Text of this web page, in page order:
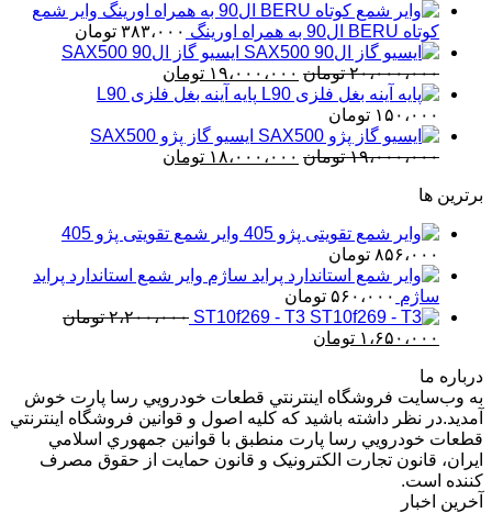
وایر شمع
کوتاه BERU ال90 به همراه اورینگ
۳۸۳،۰۰۰ تومان
ایسیو گاز ال90 SAX500
۲۰،۰۰۰،۰۰۰ تومان قیمت
اصلی
بود.
۱۹،۰۰۰،۰۰۰ تومان
فعلی
است.
پایه آینه بغل فلزی L90
۱۵۰،۰۰۰ تومان
ایسیو گاز پژو SAX500
۱۹،۰۰۰،۰۰۰ تومان قیمت
۱۸،۰۰۰،۰۰۰ تومان
برترین ها
وایر شمع تقویتی پژو 405
۸۵۶،۰۰۰ تومان
وایر شمع استاندارد پراید
ساژم ۵۶۰،۰۰۰ تومان
ST10f269 - T3 ۲،۲۰۰،۰۰۰ تومان
قیمت
بود.
۱،۶۵۰،۰۰۰ تومان
است.
درباره ما
به وب‌سايت فروشگاه اينترنتي قطعات خودرويي رسا پارت خوش
آمديد.در نظر داشته باشيد که کليه اصول و قوانين فروشگاه اينترنتي
قطعات خودرويي رسا پارت منطبق با قوانين جمهوري اسلامي
ايران، قانون تجارت الکترونيک و قانون حمايت از حقوق مصرف
کننده است.
آخرین اخبار